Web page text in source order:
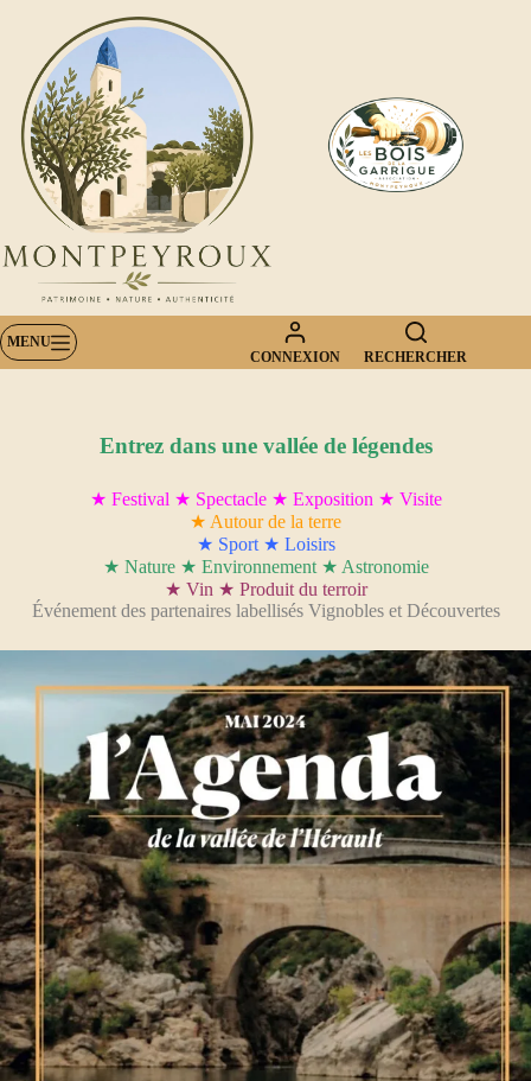
contenu
MENU
CONNEXION
RECHERCHER
Entrez dans une vallée de légendes
★ Festival ★ Spectacle ★ Exposition ★ Visite
★ Autour de la terre
★ Sport ★ Loisirs
★ Nature ★ Environnement ★ Astronomie
★ Vin ★ Produit du terroir
Événement des partenaires labellisés Vignobles et Découvertes